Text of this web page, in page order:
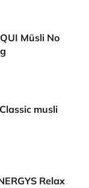
Müsli No
musli
Relax